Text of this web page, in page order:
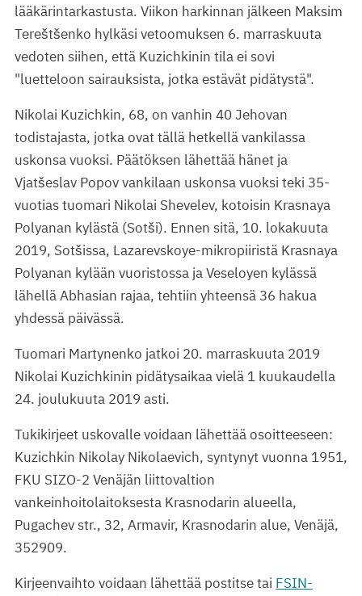
lääkärintarkastusta. Viikon harkinnan jälkeen Maksim
Tereštšenko hylkäsi vetoomuksen 6. marraskuuta
vedoten siihen, että Kuzichkinin tila ei sovi
"luetteloon sairauksista, jotka estävät pidätystä".
Nikolai Kuzichkin, 68, on vanhin 40 Jehovan
todistajasta, jotka ovat tällä hetkellä vankilassa
uskonsa vuoksi. Päätöksen lähettää hänet ja
Vjatšeslav Popov vankilaan uskonsa vuoksi teki 35-
vuotias tuomari Nikolai Shevelev, kotoisin Krasnaya
Polyanan kylästä (Sotši). Ennen sitä, 10. lokakuuta
2019, Sotšissa, Lazarevskoye-mikropiiristä Krasnaya
Polyanan kylään vuoristossa ja Veseloyen kylässä
lähellä Abhasian rajaa, tehtiin yhteensä 36 hakua
yhdessä päivässä.
Tuomari Martynenko jatkoi 20. marraskuuta 2019
Nikolai Kuzichkinin pidätysaikaa vielä 1 kuukaudella
24. joulukuuta 2019 asti.
Tukikirjeet uskovalle voidaan lähettää osoitteeseen:
Kuzichkin Nikolay Nikolaevich, syntynyt vuonna 1951,
FKU SIZO-2 Venäjän liittovaltion
vankeinhoitolaitoksesta Krasnodarin alueella,
Pugachev str., 32, Armavir, Krasnodarin alue, Venäjä,
352909.
Kirjeenvaihto voidaan lähettää postitse tai FSIN-